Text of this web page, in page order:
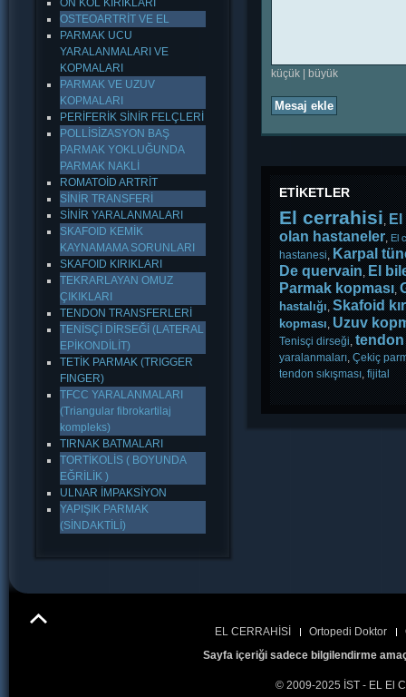
küçük büyük
Mesaj ekle
ETİKETLER
El cerrahisi,El
olan hastaneler,El
hastanesi,Karpal
De quervain,El
Parmak kopması,
hastalığı,Skafoid
kopması,Uzuv
Tenisçi dirseği,
yaralanmaları,Çekiç
tendon sıkışması,fijital
ÖN KOL KIRIKLARI
OSTEOARTRİT VE EL
PARMAK UCU
YARALANMALARI VE
KOPMALARI
PARMAK VE UZUV
KOPMALARI
PERİFERİK SİNİR FELÇLERİ
POLLİSİZASYON BAŞ
PARMAK YOKLUĞUNDA
PARMAK NAKLİ
ROMATOİD ARTRİT
SİNİR TRANSFERİ
SİNİR YARALANMALARI
SKAFOID KEMİK
KAYNAMAMA SORUNLARI
SKAFOID KIRIKLARI
TEKRARLAYAN OMUZ
ÇIKIKLARI
TENDON TRANSFERLERİ
TENİSÇİ DİRSEĞİ (LATERAL
EPİKONDİLİT)
TETİK PARMAK (TRIGGER
FINGER)
TFCC YARALANMALARI
(Triangular fibrokartilaj
kompleks)
TIRNAK BATMALARI
TORTİKOLİS ( BOYUNDA
EĞRİLİK )
ULNAR İMPAKSİYON
YAPIŞIK PARMAK
(SİNDAKTİLİ)
EL CERRAHİSİ Ortopedi Doktor
Sayfa içeriği sadece bilgilendirme
© 2009-2025 İST - EL El